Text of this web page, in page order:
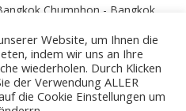
Chumphon - Bangkok
Website, um Ihnen die
indem wir uns an Ihre
wiederholen. Durch Klicken
der Verwendung ALLER
die Cookie Einstellungen um